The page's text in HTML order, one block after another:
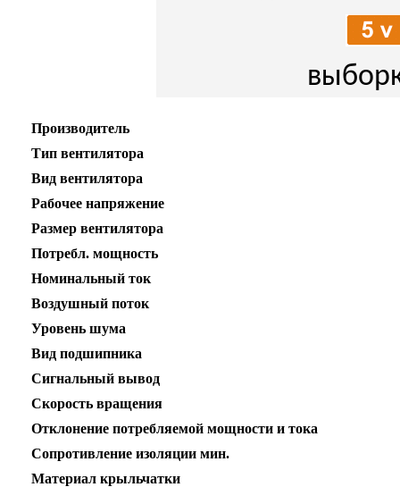
Производитель
Тип вентилятора
Вид вентилятора
Рабочее напряжение
Размер вентилятора
Потребл. мощность
Номинальный ток
Воздушный поток
Уровень шума
Вид подшипника
Сигнальный вывод
Скорость вращения
Отклонение потребляемой мощности и тока
Сопротивление изоляции мин.
Материал крыльчатки